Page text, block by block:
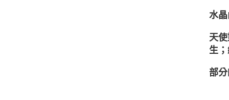
水
天
生
部